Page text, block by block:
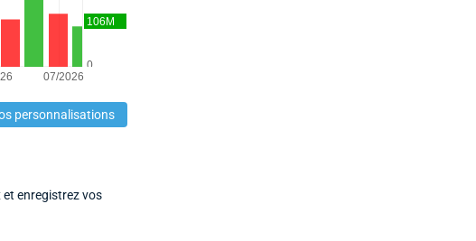
personnalisations
enregistrez vos